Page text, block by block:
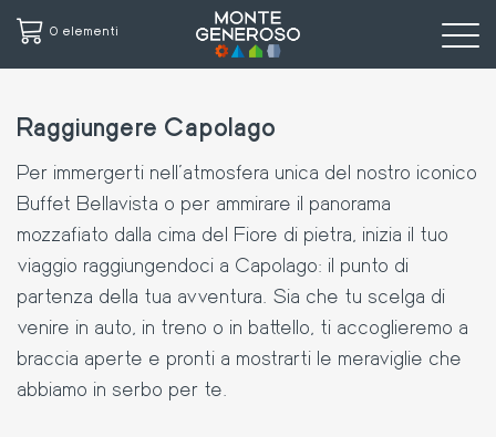
contenuto
principale
0 elementi
Raggiungere Capolago
Per immergerti nell'atmosfera unica del nostro iconico
Buffet Bellavista o per ammirare il panorama
mozzafiato dalla cima del Fiore di pietra, inizia il tuo
viaggio raggiungendoci a Capolago: il punto di
partenza della tua avventura. Sia che tu scelga di
venire in auto, in treno o in battello, ti accoglieremo a
braccia aperte e pronti a mostrarti le meraviglie che
abbiamo in serbo per te.